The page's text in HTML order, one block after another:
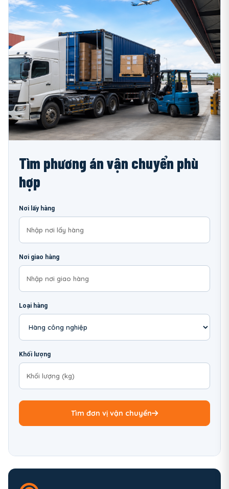
Tìm phương án vận chuyển phù
hợp
Nơi lấy hàng
Nơi giao hàng
Loại hàng
Khối lượng
Tìm đơn vị vận chuyển